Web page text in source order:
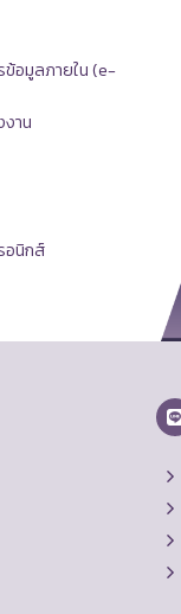
ข้อมูลภายใน (e-
าน
อนิกส์